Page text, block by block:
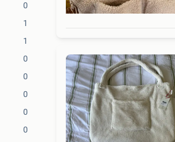
0
1
1
0
0
0
0
0